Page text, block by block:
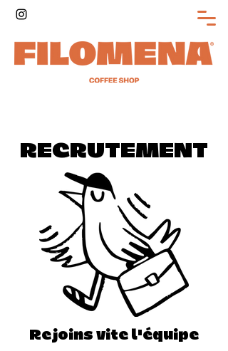
RECRUTEMENT
Rejoins vite l'équipe